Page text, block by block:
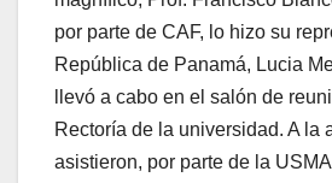
por parte de CAF, lo hizo su
República de Panamá, Lucia
llevó a cabo en el salón de
Rectoría de la universidad. A la
asistieron, por parte de la